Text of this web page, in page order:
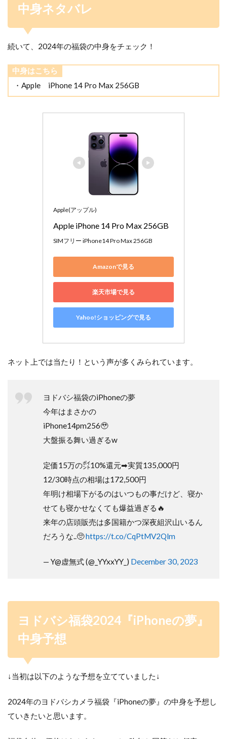
中身ネタバレ
続いて、2024年の福袋の中身をチェック！
中身はこちら
・Apple iPhone 14 Pro Max 256GB
Apple(アップル)
Apple iPhone 14 Pro Max 256GB
SIMフリー iPhone14 Pro Max 256GB
Amazonで見る
楽天市場で見る
Yahoo!ショッピングで見る
ネット上では当たり！という声が多くみられています。
ヨドバシ福袋のiPhoneの夢
今年はまさかの
iPhone14pm256🥹
大盤振る舞い過ぎるw
定価15万の㌽10%還元➡実質135,000円
12/30時点の相場は172,500円
年明け相場下がるのはいつもの事だけど、寝か
せても寝かせなくても爆益過ぎる🔥
来年の店頭販売は多国籍かつ深夜組沢山いるん
だろうな..🥺https://t.co/CqPtMV2Qlm
— Y@虚無式 (@_YYxxYY_) December 30, 2023
ヨドバシ福袋2024『iPhoneの夢』
中身予想
↓当初は以下のような予想を立てていました↓
2024年のヨドバシカメラ福袋『iPhoneの夢』の中身を予想し
ていきたいと思います。